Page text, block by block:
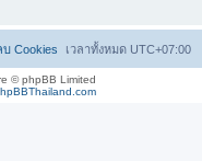
เวลาทั้งหมด UTC+07:00
บ Cookies
© phpBB Limited